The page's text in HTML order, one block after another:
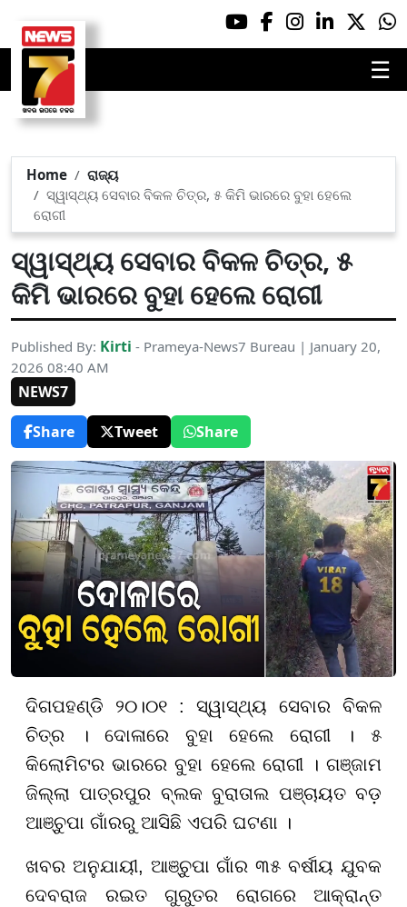
☰
Home
ରାଜ୍ୟ
ସ୍ୱାସ୍ଥ୍ୟ ସେବାର ବିକଳ ଚିତ୍ର, ୫ କିମି ଭାରରେ ବୁହା ହେଲେ
ରୋଗୀ
ସ୍ୱାସ୍ଥ୍ୟ ସେବାର ବିକଳ ଚିତ୍ର, ୫
କିମି ଭାରରେ ବୁହା ହେଲେ ରୋଗୀ
Published By: Kirti - Prameya-News7 Bureau | January 20,
2026 08:40 AM
NEWS7
Share
Tweet Share
ଦିଗପହଣ୍ଡି ୨୦।୦୧ : ସ୍ୱାସ୍ଥ୍ୟ ସେବାର ବିକଳ
ଚିତ୍ର । ଦୋଳାରେ ବୁହା ହେଲେ ରୋଗୀ । ୫
କିଲୋମିଟର ଭାରରେ ବୁହା ହେଲେ ରୋଗୀ । ଗଞ୍ଜାମ
ଜିଲ୍ଲା ପାତ୍ରପୁର ବ୍ଲକ ବୁରାତାଲ ପଞ୍ଚାୟତ ବଡ଼
ଆଞ୍ଚୁପା ଗାଁରରୁ ଆସିଛି ଏପରି ଘଟଣା ।
ଖବର ଅନୁଯାୟୀ, ଆଞ୍ଚୁପା ଗାଁର ୩୫ ବର୍ଷୀୟ ଯୁବକ
ଦେବରାଜ ରଇତ ଗୁରୁତର ରୋଗରେ ଆକ୍ରାନ୍ତ